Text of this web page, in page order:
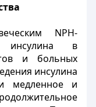
NPH-
инсулина в
и больных
инсулина
медленное и